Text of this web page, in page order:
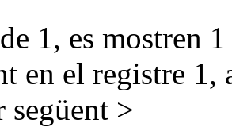
1, es mostren
en el registre 1,
següent >